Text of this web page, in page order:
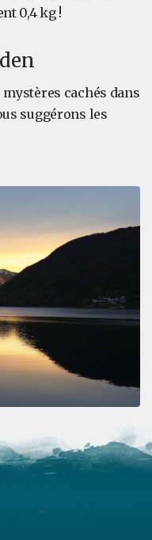
0,4 kg !
cachés dans
suggérons les